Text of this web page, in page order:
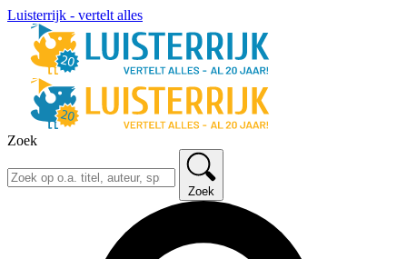
Luisterrijk - vertelt alles
Zoek
Zoek